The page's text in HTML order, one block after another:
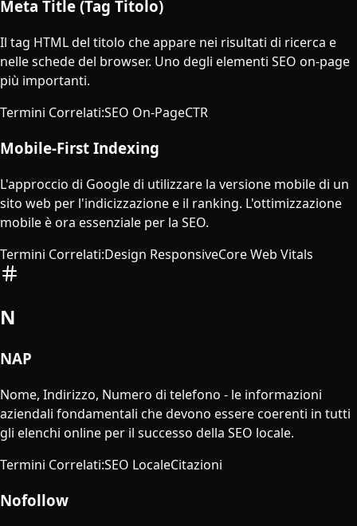
Meta Title (Tag Titolo)
Il tag HTML del titolo che appare nei risultati di ricerca e
nelle schede del browser. Uno degli elementi SEO on-page
più importanti.
Termini Correlati:SEO On-PageCTR
Mobile-First Indexing
L'approccio di Google di utilizzare la versione mobile di un
sito web per l'indicizzazione e il ranking. L'ottimizzazione
mobile è ora essenziale per la SEO.
Termini Correlati:Design ResponsiveCore Web Vitals
N
NAP
Nome, Indirizzo, Numero di telefono - le informazioni
aziendali fondamentali che devono essere coerenti in tutti
gli elenchi online per il successo della SEO locale.
Termini Correlati:SEO LocaleCitazioni
Nofollow